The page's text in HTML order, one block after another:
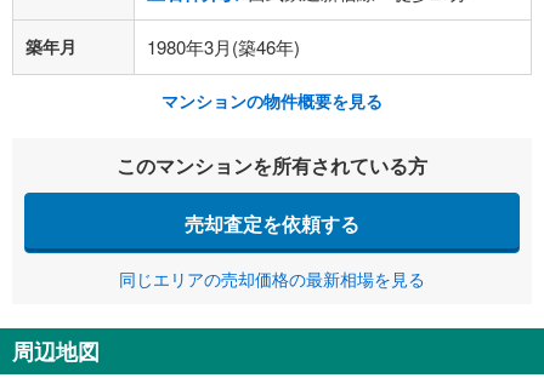
築年月 1980年3月(築46年)
マンションの物件概要を見る
このマンションを所有されている方
売却査定を依頼する
同じエリアの売却価格の最新相場を見る
周辺地図